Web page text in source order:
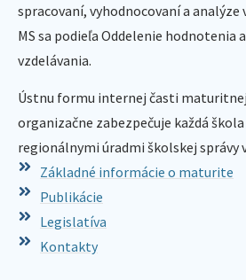
spracovaní, vyhodnocovaní a analýze
MS sa podieľa Oddelenie hodnotenia
vzdelávania.
Ústnu formu internej časti maturitnej
organizačne zabezpečuje každá
regionálnymi úradmi školskej správy
Základné informácie o maturite
Publikácie
Legislatíva
Kontakty